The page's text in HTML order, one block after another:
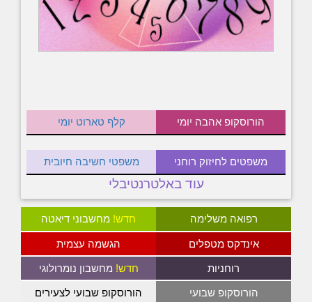
הורוסקופ אהבה יומי קלף טארוט יומי
משפטים לחיזוק רוחני משפטי חשיבה חיובית
עוד באלטרנטיבלי
רפואה משלימה חדש! מחשבוני דיאטה
אינדקס מטפלים הגשמה עצמית
רוחניות חדש! מחשבון נומרולוגי
הורוסקופ שבועי הורוסקופ שבועי לצעירים